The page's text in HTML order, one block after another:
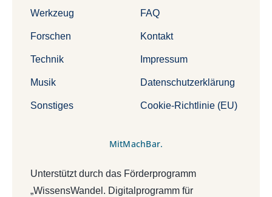
Werkzeug
Forschen
Technik
Musik
Sonstiges
FAQ
Kontakt
Impressum
Datenschutzerklärung
Cookie-Richtlinie (EU)
MitMachBar.
Unterstützt durch das Förderprogramm
„WissensWandel. Digitalprogramm für